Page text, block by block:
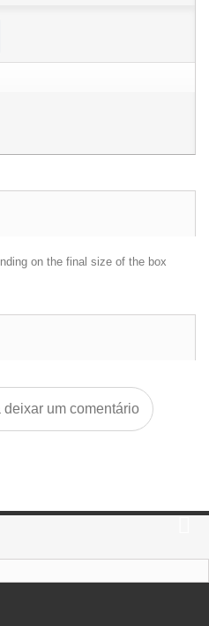
on the final size of the box
um comentário